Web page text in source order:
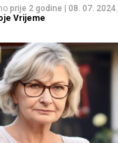
prije 2 godine
08. 07. 2024.
Vrijeme